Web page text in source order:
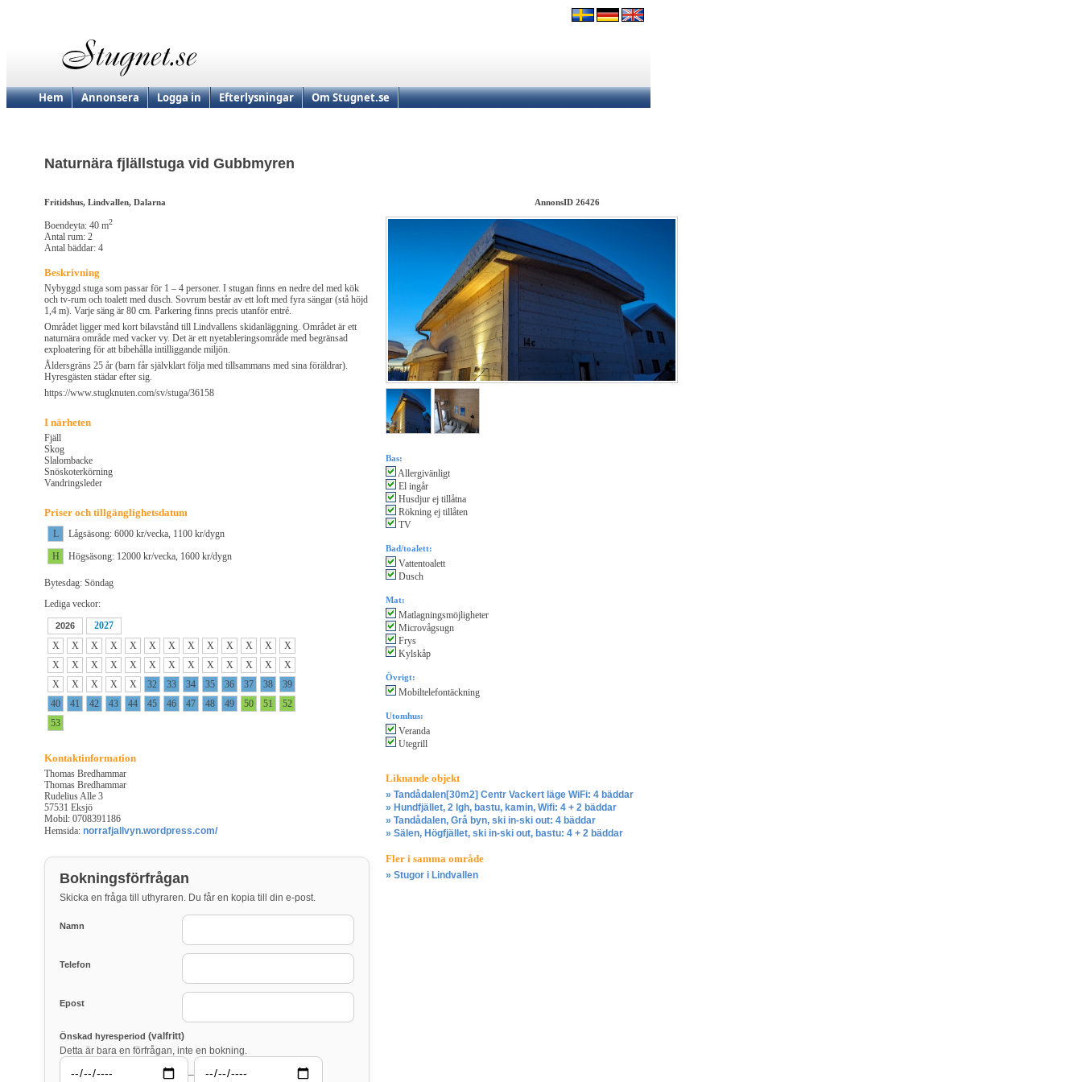
Hem Annonsera Logga in Efterlysningar Om Stugnet.se
Naturnära fjlällstuga vid Gubbmyren
Fritidshus, Lindvallen, Dalarna AnnonsID 26426
Boendeyta: 40 m2
Antal rum: 2
Antal bäddar: 4
Beskrivning
Nybyggd stuga som passar för 1 – 4 personer. I stugan finns en nedre del med kök
och tv-rum och toalett med dusch. Sovrum består av ett loft med fyra sängar (stå höjd
1,4 m). Varje säng är 80 cm. Parkering finns precis utanför entré.
Området ligger med kort bilavstånd till Lindvallens skidanläggning. Området är ett
naturnära område med vacker vy. Det är ett nyetableringsområde med begränsad
exploatering för att bibehålla intilliggande miljön.
Åldersgräns 25 år (barn får självklart följa med tillsammans med sina föräldrar).
Hyresgästen städar efter sig.
https://www.stugknuten.com/sv/stuga/36158
I närheten
Fjäll
Skog
Slalombacke
Snöskoterkörning
Vandringsleder
Priser och tillgänglighetsdatum
L
Lågsäsong: 6000 kr/vecka, 1100 kr/dygn
H
Högsäsong: 12000 kr/vecka, 1600 kr/dygn
Bytesdag: Söndag
Lediga veckor:
2026
2027
X
X X X X X X X X X X X
X
X
X X X X X X X X X X X
X
X
X X X X 32 33 34 35 36 37 38
39
40
41 42 43 44 45 46 47 48 49 50 51
52
53
Kontaktinformation
Thomas Bredhammar
Thomas Bredhammar
Rudelius Alle 3
57531 Eksjö
Mobil: 0708391186
Hemsida: norrafjallvyn.wordpress.com/
Bokningsförfrågan
Skicka en fråga till uthyraren. Du får en kopia till din e-post.
Namn
Telefon
Epost
Önskad hyresperiod (valfritt)
Detta är bara en förfrågan, inte en bokning.
–
Bas:
Allergivänligt
El ingår
Husdjur ej tillåtna
Rökning ej tillåten
TV
Bad/toalett:
Vattentoalett
Dusch
Mat:
Matlagningsmöjligheter
Microvågsugn
Frys
Kylskåp
Övrigt:
Mobiltelefontäckning
Utomhus:
Veranda
Utegrill
Liknande objekt
» Tandådalen[30m2] Centr Vackert läge WiFi: 4 bäddar
» Hundfjället, 2 lgh, bastu, kamin, Wifi: 4 + 2 bäddar
» Tandådalen, Grå byn, ski in-ski out: 4 bäddar
» Sälen, Högfjället, ski in-ski out, bastu: 4 + 2 bäddar
Fler i samma område
» Stugor i Lindvallen